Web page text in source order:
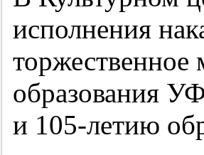
исполнения
образования
и 105-летию